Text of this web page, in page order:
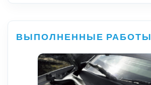
ВЫПОЛНЕННЫЕ РАБОТЫ